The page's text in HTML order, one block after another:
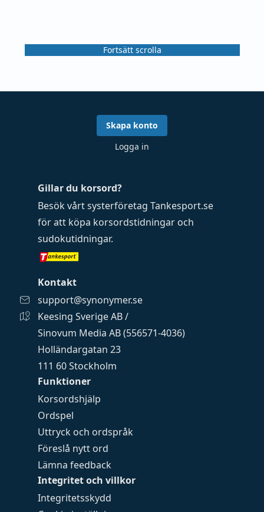
Fortsätt scrolla
Funktioner
Korsordshjälp
Ordspel
Uttryck och ordspråk
Föreslå nytt ord
Lämna feedback
Integritet och villkor
Integritetsskydd
Gillar du korsord?
Besök vårt systerföretag Tankesport.se
för att köpa korsordstidningar och
sudokutidningar.
Kontakt
support@synonymer.se
Keesing Sverige AB /
Sinovum Media AB (556571-4036)
Holländargatan 23
111 60 Stockholm
Skapa konto
Logga in